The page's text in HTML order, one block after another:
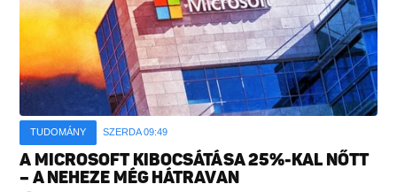
TUDOMÁNY SZERDA 09:49
A MICROSOFT KIBOCSÁTÁSA 25%-KAL NŐTT
– A NEHEZE MÉG HÁTRAVAN